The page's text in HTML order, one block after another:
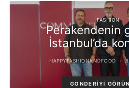
FASHION
Perakendenin
İstanbul’da
HAPPYFASHIONANDFOOD 3
GÖNDERIYI